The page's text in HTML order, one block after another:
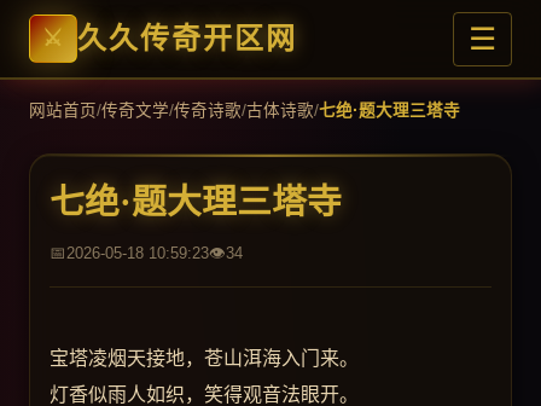
久久传奇开区网 ☰
网站首页/传奇文学/传奇诗歌/古体诗歌/七绝·题大理三塔寺
七绝·题大理三塔寺
2026-05-18 10:59:23 34
宝塔凌烟天接地，苍山洱海入门来。
灯香似雨人如织，笑得观音法眼开。